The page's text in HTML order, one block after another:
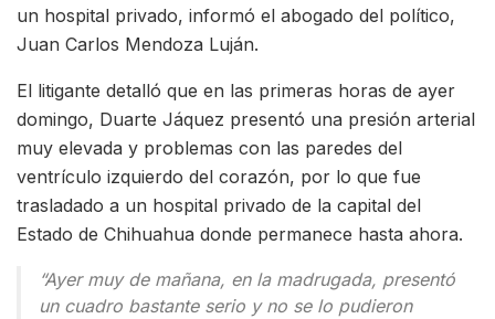
un hospital privado, informó el abogado del político,
Juan Carlos Mendoza Luján.
El litigante detalló que en las primeras horas de ayer
domingo, Duarte Jáquez presentó una presión arterial
muy elevada y problemas con las paredes del
ventrículo izquierdo del corazón, por lo que fue
trasladado a un hospital privado de la capital del
Estado de Chihuahua donde permanece hasta ahora.
“Ayer muy de mañana, en la madrugada, presentó
un cuadro bastante serio y no se lo pudieron